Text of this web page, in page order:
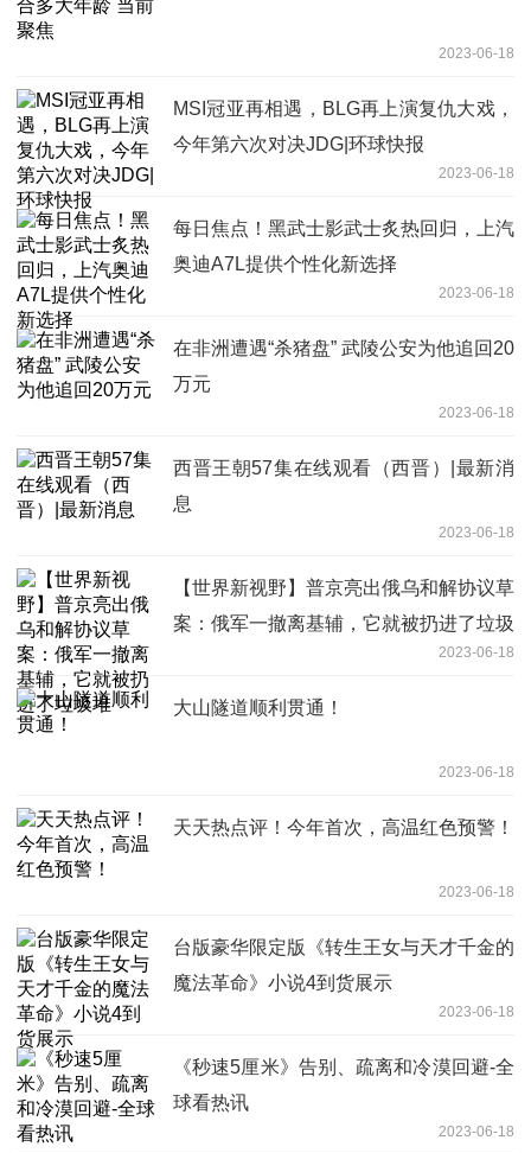
2023-06-18
MSI冠亚再相遇，BLG再上演复仇大戏，
今年第六次对决JDG|环球快报
2023-06-18
每日焦点！黑武士影武士炙热回归，上汽
奥迪A7L提供个性化新选择
2023-06-18
在非洲遭遇“杀猪盘” 武陵公安为他追回20
万元
2023-06-18
西晋王朝57集在线观看（西晋）|最新消
息
2023-06-18
【世界新视野】普京亮出俄乌和解协议草
案：俄军一撤离基辅，它就被扔进了垃圾
2023-06-18
大山隧道顺利贯通！
2023-06-18
天天热点评！今年首次，高温红色预警！
2023-06-18
台版豪华限定版《转生王女与天才千金的
魔法革命》小说4到货展示
2023-06-18
《秒速5厘米》告别、疏离和冷漠回避-全
球看热讯
2023-06-18